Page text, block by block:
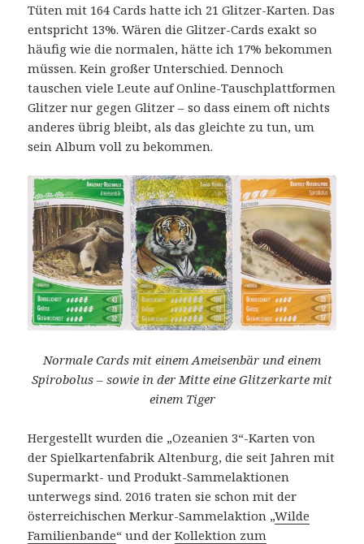
Tüten mit 164 Cards hatte ich 21 Glitzer-Karten. Das
entspricht 13%. Wären die Glitzer-Cards exakt so
häufig wie die normalen, hätte ich 17% bekommen
müssen. Kein großer Unterschied. Dennoch
tauschen viele Leute auf Online-Tauschplattformen
Glitzer nur gegen Glitzer – so dass einem oft nichts
anderes übrig bleibt, als das gleichte zu tun, um
sein Album voll zu bekommen.
Normale Cards mit einem Ameisenbär und einem
Spirobolus – sowie in der Mitte eine Glitzerkarte mit
einem Tiger
Hergestellt wurden die „Ozeanien 3“-Karten von
der Spielkartenfabrik Altenburg, die seit Jahren mit
Supermarkt- und Produkt-Sammelaktionen
unterwegs sind. 2016 traten sie schon mit der
österreichischen Merkur-Sammelaktion „Wilde
Familienbande“ und derKollektion zum